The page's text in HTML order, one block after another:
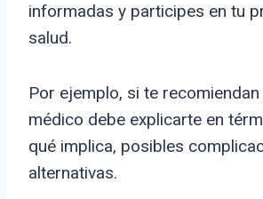
informadas y participes en tu
salud.
Por ejemplo, si te
médico debe explicarte en
qué implica, posibles
alternativas.